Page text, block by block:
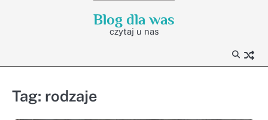
Blog dla was
czytaj u nas
Tag: rodzaje